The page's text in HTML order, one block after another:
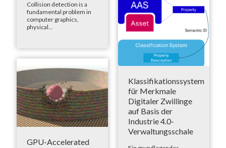
Collision detection is a
fundamental problem in
computer graphics,
physical...
Klassifikationssystem
für Merkmale
Digitaler Zwillinge
auf Basis der
Industrie 4.0-
Verwaltungsschale
GPU-Accelerated